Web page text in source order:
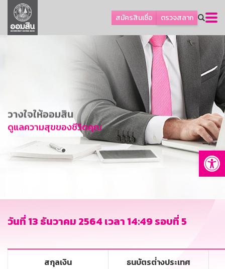
สมัครสินเชื่อ ตรวจสลาก
ลูกค้าธุรกิจ
ลูกค้าผู้ประกอบรายย่อย
การพัฒนาที่ยั่งยืน
ข่าวสาร
บริการทางการเงิน
อื่นๆ
GSB Society
วางใจให้ออมสิน
ดูแลความสุขของชีวิตคุณ
วันที่ 13 ธันวาคม 2564 เวลา 14:49 รอบที่ 5
สกุลเงิน
ธนบัตรต่่างประเทศ